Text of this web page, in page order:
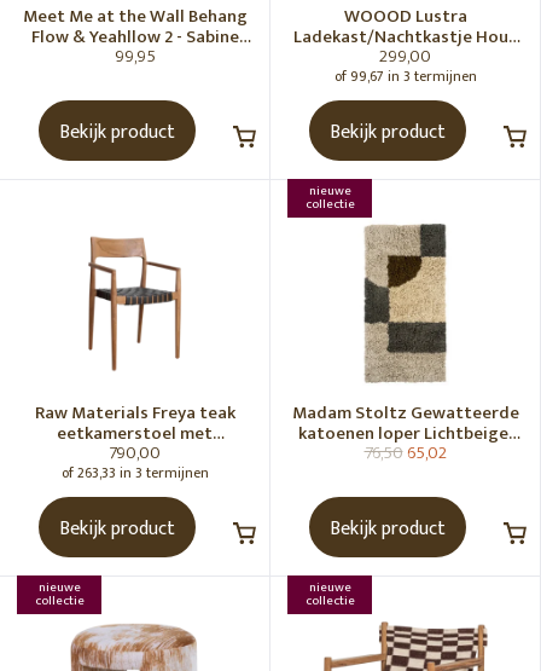
Meet Me at the Wall Behang
Flow & Yeahllow 2 - Sabine
van Vessem
99,95
Bekijk product
WOOOD Lustra
Ladekast/Nachtkastje Hout
Hoogglans Groen [Fsc]
299,00
of 99,67 in 3 termijnen
Bekijk product
Raw Materials Freya teak
eetkamerstoel met
armleuning - Zwart (set of 2)
790,00
of 263,33 in 3 termijnen
Bekijk product
nieuwe
collectie
Madam Stoltz Gewatteerde
katoenen loper Lichtbeige,
gebroken wit, grijs, groen
76,5065,02
Bekijk product
nieuwe
collectie
nieuwe
collectie